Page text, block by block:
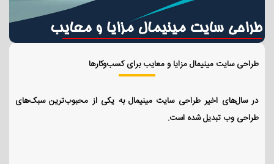
طراحی سایت مینیمال مزایا و معایب برای کسب‌وکارها
در سال‌های اخیر طراحی سایت مینیمال به یکی از محبوب‌ترین سبک‌های
طراحی وب تبدیل شده است.